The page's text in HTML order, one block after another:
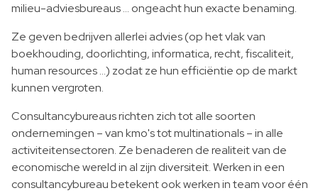
milieu-adviesbureaus … ongeacht hun exacte benaming.
Ze geven bedrijven allerlei advies (op het vlak van
boekhouding, doorlichting, informatica, recht, fiscaliteit,
human resources …) zodat ze hun efficiëntie op de markt
kunnen vergroten.
Consultancybureaus richten zich tot alle soorten
ondernemingen – van kmo's tot multinationals – in alle
activiteitensectoren. Ze benaderen de realiteit van de
economische wereld in al zijn diversiteit. Werken in een
consultancybureau betekent ook werken in team voor één